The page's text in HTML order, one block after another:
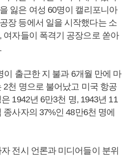
잃은 여성 60명이 캘리포니아
장 등에서 일을 시작했다는 소
여자들이 폭격기 공장으로 쏟아
이 출근한 지 불과 6개월 만에 마
2천 명으로 불어났고 미국 항공
1942년 6만3천 명, 1943년 11
사자의 37%인 48만6천 명에
전시 언론과 미디어들이 분위